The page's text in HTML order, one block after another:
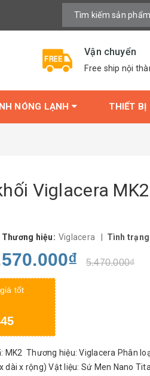
Vận chuyển
Free ship nội
NÓNG LẠNH THIẾT BỊ
Viglacera MK2
Thương hiệu: Viglacera Tình
5.470.000₫
tốt
MK2 Thương hiệu: Viglacera Phân
x rộng) Vật liệu: Sứ Men Nano